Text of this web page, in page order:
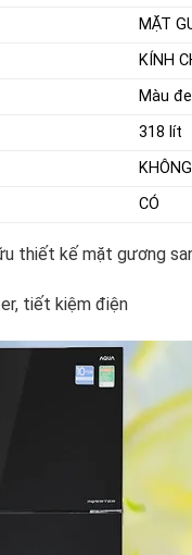
MẶT
KÍNH
Màu
318 lít
KHÔNG
CÓ
thiết kế mặt gương
tiết kiệm điện